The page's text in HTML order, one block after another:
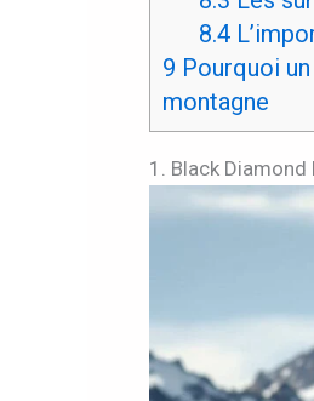
8.4
9 Pourquoi
montagne
1. Black Diamond